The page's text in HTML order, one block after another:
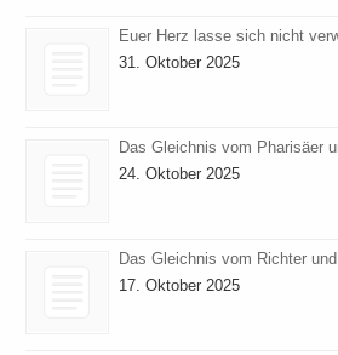
Euer Herz lasse sich nicht
31. Oktober 2025
Das Gleichnis vom Pharisäer
24. Oktober 2025
Das Gleichnis vom Richter
17. Oktober 2025